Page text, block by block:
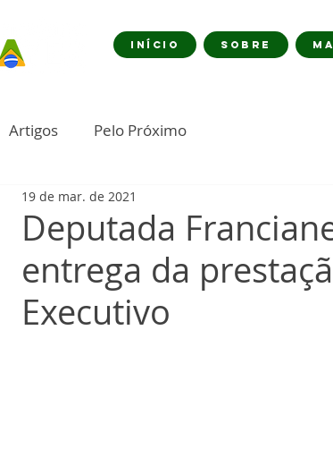
INÍCIO SOBRE
Artigos Pelo Próximo
Deputada
entrega da
Executivo
19 de mar. de 2021